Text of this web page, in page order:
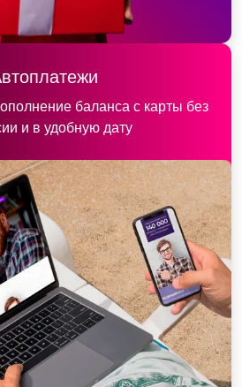
баланса с карты без
и в удобную дату